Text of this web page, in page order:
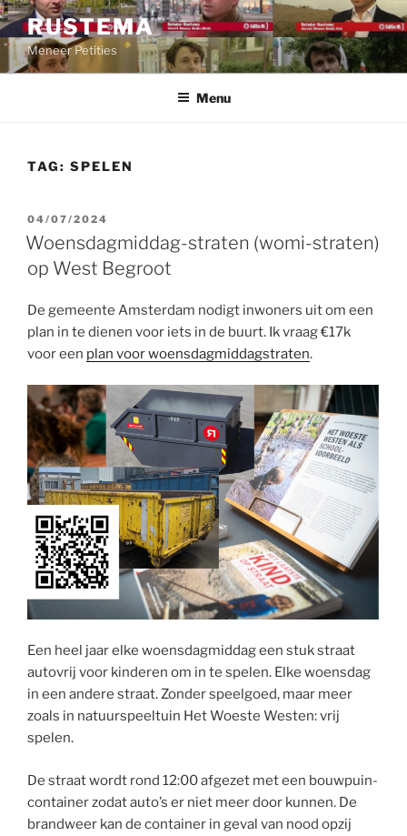
Ga
naar
inhoud
RUSTEMA
Meneer Petities
Menu
TAG: SPELEN
GEPLAATST
OP
04/07/2024
Woensdagmiddag-straten (womi-straten)
op West Begroot
De gemeente Amsterdam nodigt inwoners uit om een
plan in te dienen voor iets in de buurt. Ik vraag €17k
voor een plan voor woensdagmiddagstraten.
Een heel jaar elke woensdagmiddag een stuk straat
autovrij voor kinderen om in te spelen. Elke woensdag
in een andere straat. Zonder speelgoed, maar meer
zoals in natuurspeeltuin Het Woeste Westen: vrij
spelen.
De straat wordt rond 12:00 afgezet met een bouwpuin-
container zodat auto’s er niet meer door kunnen. De
brandweer kan de container in geval van nood opzij